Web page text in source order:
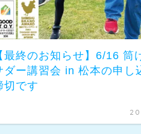
最終のお知らせ】6/16 筒
ダー講習会 in 松本の申し
切です